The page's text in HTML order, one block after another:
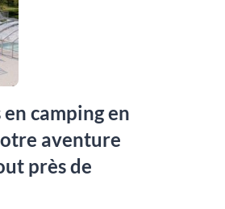
en camping en
aventure
près de